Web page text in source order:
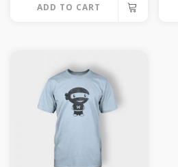
ADD TO CART